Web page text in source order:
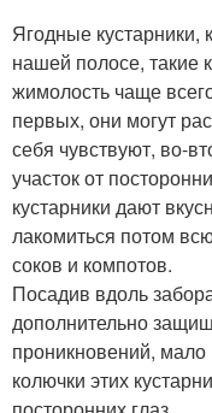
Ягодные кустарники,
нашей полосе, такие
жимолость чаще
первых, они могут
себя чувствуют, во-
участок от
кустарники дают
лакомиться потом
соков и компотов.
Посадив вдоль
дополнительно
проникновений, мало
колючки этих